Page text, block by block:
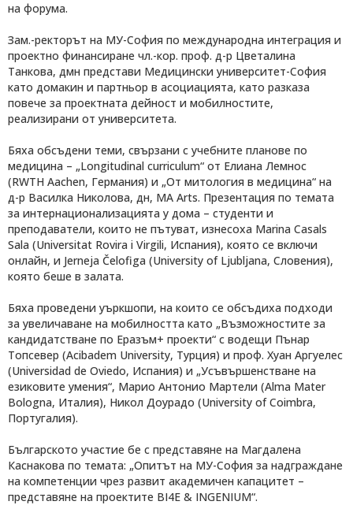
на форума.
Зам.-ректорът на МУ-София по международна интеграция и
проектно финансиране чл.-кор. проф. д-р Цветалина
Танкова, дмн представи Медицински университет-София
като домакин и партньор в асоциацията, като разказа
повече за проектната дейност и мобилностите,
реализирани от университета.
Бяха обсъдени теми, свързани с учебните планове по
медицина – „Longitudinal curriculum“ от Елиана Лемнос
(RWTH Aachen, Германия) и „От митология в медицина“ на
д-р Василка Николова, дн, MA Arts. Презентация по темата
за интернационализацията у дома – студенти и
преподаватели, които не пътуват, изнесоха Marina Casals
Sala (Universitat Rovira i Virgili, Испания), която се включи
онлайн, и Jerneja Čelofiga (University of Ljubljana, Словения),
която беше в залата.
Бяха проведени уъркшопи, на които се обсъдиха подходи
за увеличаване на мобилността като „Възможностите за
кандидатстване по Еразъм+ проекти“ с водещи Пънар
Топсевер (Acibadem University, Турция) и проф. Хуан Аргуелес
(Universidad de Oviedo, Испания) и „Усъвършенстване на
езиковите умения“, Марио Антонио Мартели (Alma Mater
Bologna, Италия), Никол Доурадо (University of Coimbra,
Португалия).
Българското участие бе с представяне на Магдалена
Каснакова по темата: „Опитът на МУ-София за надграждане
на компетенции чрез развит академичен капацитет –
представяне на проектите BI4E & INGENIUM“.